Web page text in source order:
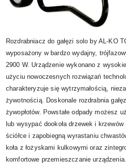
Rozdrabniacz do gałęzi solo by AL-KO
wyposażony w bardzo wydajny,
2900 W. Urządzenie wykonano z
użyciu nowoczesnych rozwiązań
charakteryzuje się wytrzymałością,
żywotnością. Doskonale rozdrabnia
żywopłotów. Powstałe odpady możesz
lub wysypać dookoła drzewek i
ściółce i zapobiegną wyrastaniu
koła z łożyskami kulkowymi oraz
komfortowe przemieszczanie